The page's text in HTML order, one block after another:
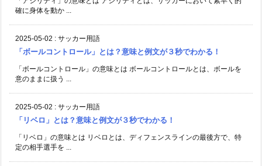
確に身体を動か ...
2025-05-02 : サッカー用語
「ボールコントロール」とは？意味と例文が３秒でわかる！
「ボールコントロール」の意味とは ボールコントロールとは、ボールを
意のままに扱う ...
2025-05-02 : サッカー用語
「リベロ」とは？意味と例文が３秒でわかる！
「リベロ」の意味とは リベロとは、ディフェンスラインの最後方で、特
定の相手選手を ...